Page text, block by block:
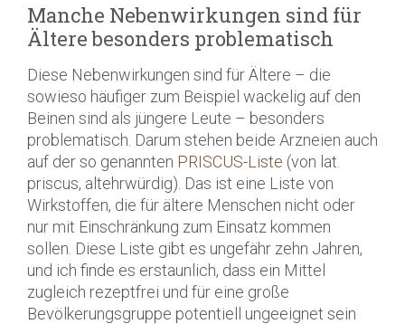
Manche Nebenwirkungen sind für
Ältere besonders problematisch
Diese Nebenwirkungen sind für Ältere – die
sowieso häufiger zum Beispiel wackelig auf den
Beinen sind als jüngere Leute – besonders
problematisch. Darum stehen beide Arzneien auch
auf der so genannten PRISCUS-Liste (von lat.
priscus, altehrwürdig). Das ist eine Liste von
Wirkstoffen, die für ältere Menschen nicht oder
nur mit Einschränkung zum Einsatz kommen
sollen. Diese Liste gibt es ungefähr zehn Jahren,
und ich finde es erstaunlich, dass ein Mittel
zugleich rezeptfrei und für eine große
Bevölkerungsgruppe potentiell ungeeignet sein